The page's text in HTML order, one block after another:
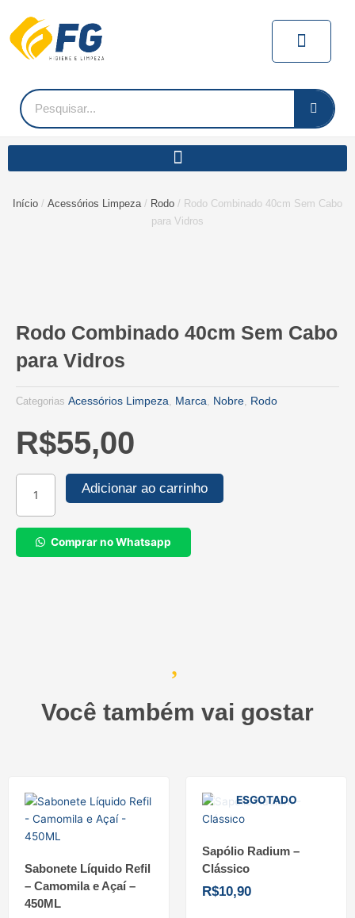
para
conteúdo
Pesquisar
Início / Acessórios Limpeza / Rodo / Rodo Combinado 40cm Sem Cabo
para Vidros
Rodo Combinado 40cm Sem Cabo
para Vidros
Categorias Acessórios Limpeza, Marca, Nobre, Rodo
R$55,00
Combinado
40cm
Sem
Cabo
Adicionar ao carrinho
Comprar no Whatsapp
Você também vai gostar
Sabonete Líquido Refil
– Camomila e Açaí –
450ML
ESGOTADO
Sapólio Radium –
Clássico
R$10,90